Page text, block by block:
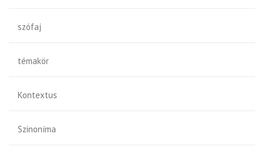
szófaj
témakör
Kontextus
Szinoníma